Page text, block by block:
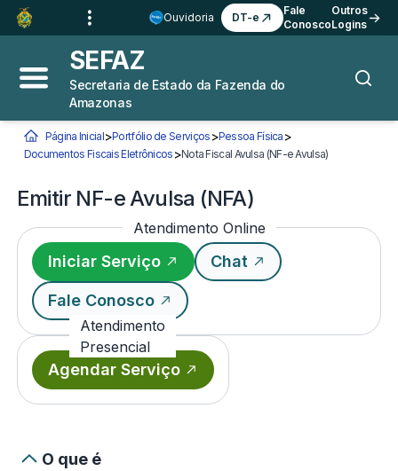
Ir para o
Conteúdo
Ir para a
Navegação 3
Ir para o
Rodapé 4
Ouvidoria DT-e
Fale
Conosco
Outros
Logins
Abrir menu principal
SEFAZ
Secretaria de Estado da Fazenda do
Amazonas
Você está aqui:
Página Inicial>Portfólio de Serviços >Pessoa Física >
Documentos Fiscais Eletrônicos >Nota Fiscal Avulsa (NF-e Avulsa)Emitir NF-e
Emitir NF-e Avulsa (NFA)
Atendimento Online
Iniciar Serviço Chat
Fale Conosco
Atendimento
Presencial
Agendar Serviço
O que é